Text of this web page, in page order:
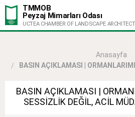
TMMOB
Peyzaj Mimarları Odası
UCTEA CHAMBER OF LANDSCAPE
Anasayfa
BASIN AÇIKLAMASI |
BASIN AÇIKLAMASI |
SESSİZLİK DEĞİL, ACİL